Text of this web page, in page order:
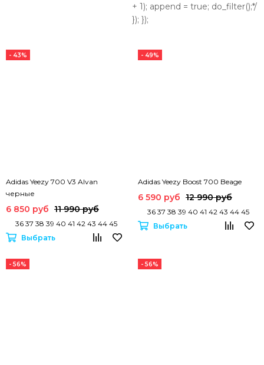
+ 1); append = true; do_filter();*/
}); });
- 43%
Adidas Yeezy 700 V3 Alvan
черные
6 850 руб 11 990 руб
36 37 38 39 40 41 42 43 44 45
Выбрать
- 49%
Adidas Yeezy Boost 700 Beage
6 590 руб 12 990 руб
36 37 38 39 40 41 42 43 44 45
Выбрать
- 56% - 56%